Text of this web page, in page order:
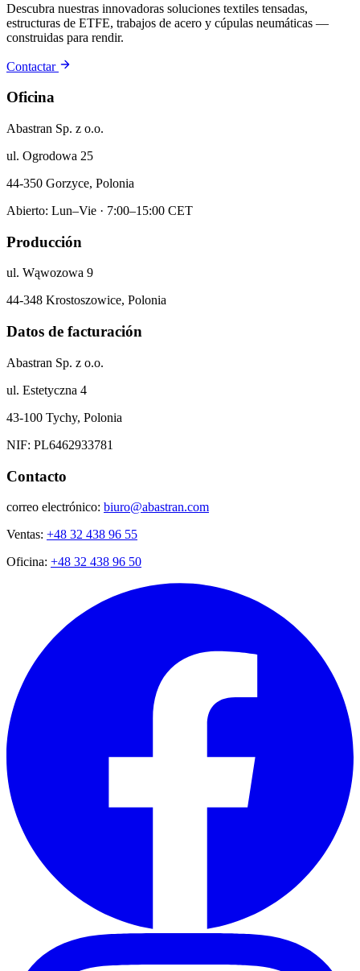
Descubra nuestras innovadoras soluciones textiles tensadas,
estructuras de ETFE, trabajos de acero y cúpulas neumáticas —
construidas para rendir.
Contactar
Oficina
Abastran Sp. z o.o.
ul. Ogrodowa 25
44-350 Gorzyce, Polonia
Abierto: Lun–Vie · 7:00–15:00 CET
Producción
ul. Wąwozowa 9
44-348 Krostoszowice, Polonia
Datos de facturación
Abastran Sp. z o.o.
ul. Estetyczna 4
43-100 Tychy, Polonia
NIF: PL6462933781
Contacto
correo electrónico: biuro@abastran.com
Ventas: +48 32 438 96 55
Oficina: +48 32 438 96 50